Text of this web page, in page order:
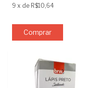
9 x de R$10,64